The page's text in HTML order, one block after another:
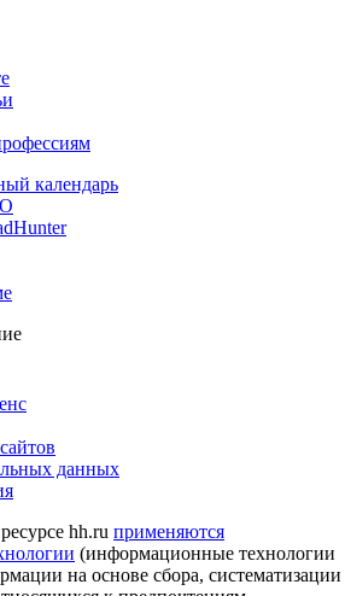
календарь
данных
hh.ru применяются
(информационные технологии
на основе сбора, систематизации